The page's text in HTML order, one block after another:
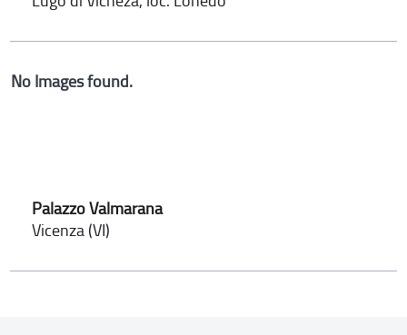
No Images found.
Palazzo Valmarana
Vicenza (VI)